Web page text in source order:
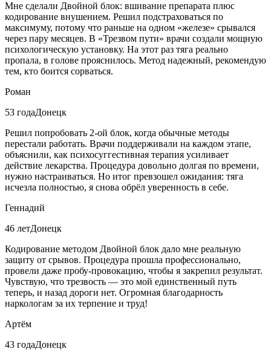
Мне сделали Двойной блок: вшивание препарата плюс
кодирование внушением. Решил подстраховаться по
максимуму, потому что раньше на одном «железе» срывался
через пару месяцев. В «Трезвом пути» врачи создали мощную
психологическую установку. На этот раз тяга реально
пропала, в голове прояснилось. Метод надежный, рекомендую
тем, кто боится сорваться.
Роман
53 годаДонецк
Решил попробовать 2-ой блок, когда обычные методы
перестали работать. Врачи поддерживали на каждом этапе,
объяснили, как психосуггестивная терапия усиливает
действие лекарства. Процедура довольно долгая по времени,
нужно настраиваться. Но итог превзошел ожидания: тяга
исчезла полностью, я снова обрёл уверенность в себе.
Геннадий
46 летДонецк
Кодирование методом Двойной блок дало мне реальную
защиту от срывов. Процедура прошла профессионально,
провели даже пробу-провокацию, чтобы я закрепил результат.
Чувствую, что трезвость — это мой единственный путь
теперь, и назад дороги нет. Огромная благодарность
наркологам за их терпение и труд!
Артём
43 годаДонецк